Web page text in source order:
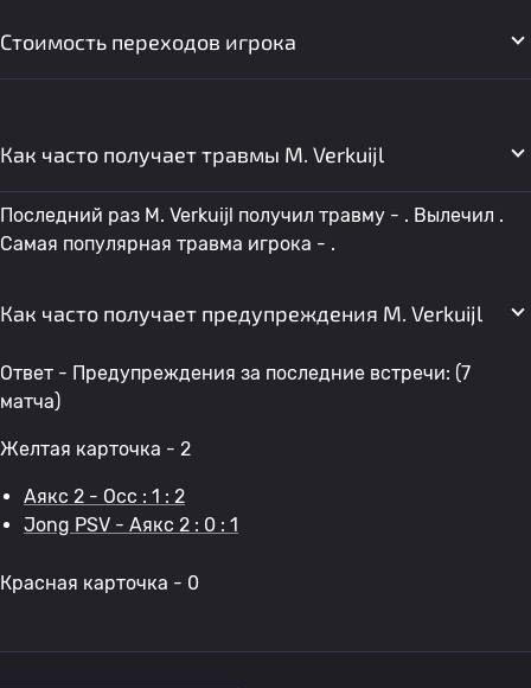
Стоимость переходов игрока
Как часто получает травмы M. Verkuijl
Последний раз M. Verkuijl получил травму - . Вылечил .
Самая популярная травма игрока - .
Как часто получает предупреждения M. Verkuijl
Ответ - Предупреждения за последние встречи: (7
матча)
Желтая карточка - 2
Аякс 2 - Осс : 1 : 2
Jong PSV - Аякс 2 : 0 : 1
Красная карточка - 0